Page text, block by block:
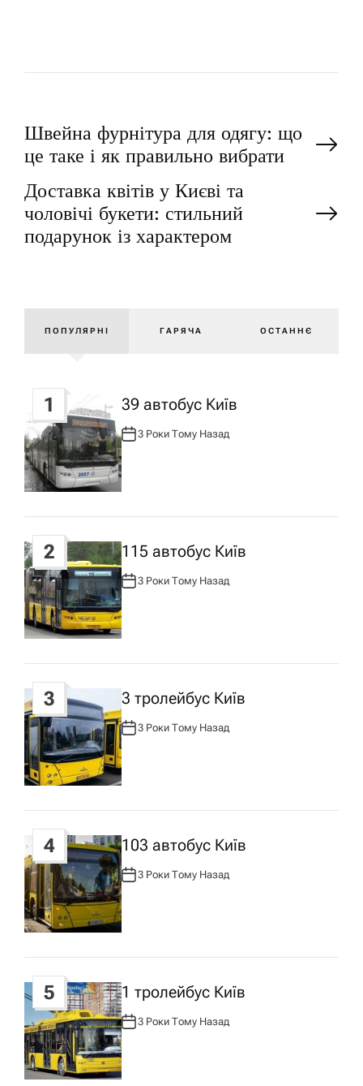
Н
а
в
г
а
ц
і
я
з
а
п
и
с
у
Швейна фурнітура для одягу: що
це таке і як правильно вибрати
Доставка квітів у Києві та
чоловічі букети: стильний
подарунок із характером
ПОПУЛЯРНІ ГАРЯЧА ОСТАННЄ
1 39 автобус Київ
А
В
Т
О
Р
:
3 Роки Тому Назад
2 115 автобус Київ
А
Т
О
Р
:
3 Роки Тому Назад
3 3 тролейбус Київ
А
В
Т
О
Р
:
3 Роки Тому Назад
4 103 автобус Київ
А
В
Т
О
Р
:
3 Роки Тому Назад
5 1 тролейбус Київ
А
В
Т
О
Р
:
3 Роки Тому Назад